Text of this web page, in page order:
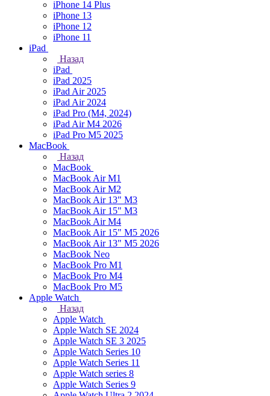
iPhone 14 Plus
iPhone 13
iPhone 12
iPhone 11
iPad
Назад
iPad
iPad 2025
iPad Air 2025
iPad Air 2024
iPad Pro (M4, 2024)
iPad Air M4 2026
iPad Pro M5 2025
MacBook
Назад
MacBook
MacBook Air M1
MacBook Air M2
MacBook Air 13" M3
MacBook Air 15" M3
MacBook Air M4
MacBook Air 15" М5 2026
MacBook Air 13" М5 2026
MacBook Neo
MacBook Pro M1
MacBook Pro M4
MacBook Pro M5
Apple Watch
Назад
Apple Watch
Apple Watch SE 2024
Apple Watch SE 3 2025
Apple Watch Series 10
Apple Watch Series 11
Apple Watch series 8
Apple Watch Series 9